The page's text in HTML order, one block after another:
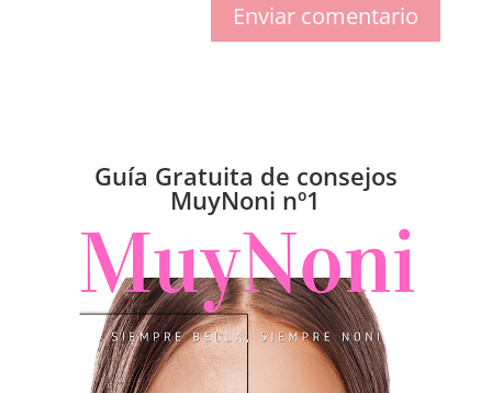
Enviar comentario
Guía Gratuita de consejos
MuyNoni nº1